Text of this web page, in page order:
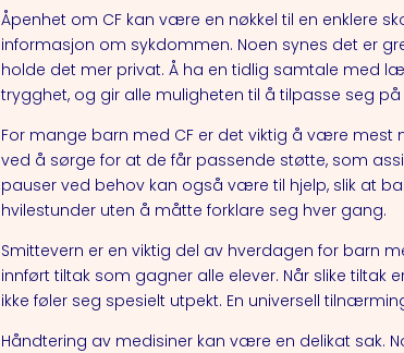
Åpenhet om CF kan være en nøkkel til en enklere
informasjon om sykdommen. Noen synes det er
holde det mer privat. Å ha en tidlig samtale med
trygghet, og gir alle muligheten til å tilpasse seg
For mange barn med CF er det viktig å være mest
ved å sørge for at de får passende støtte, som
pauser ved behov kan også være til hjelp, slik at
hvilestunder uten å måtte forklare seg hver gang.
Smittevern er en viktig del av hverdagen for barn
innført tiltak som gagner alle elever. Når slike tiltak
ikke føler seg spesielt utpekt. En universell
Håndtering av medisiner kan være en delikat sak.